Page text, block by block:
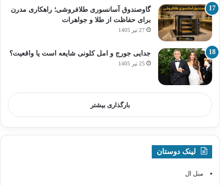
گاوصندوق آسانسوری طلافروشی؛ راهکاری مدرن
برای حفاظت از طلا و جواهرات
27 تیر 1405
جدایی جورج و امل کلونی شایعه است یا واقعیت؟
25 تیر 1405
بارگذاری بیشتر
لینک دوستان
مبل ال